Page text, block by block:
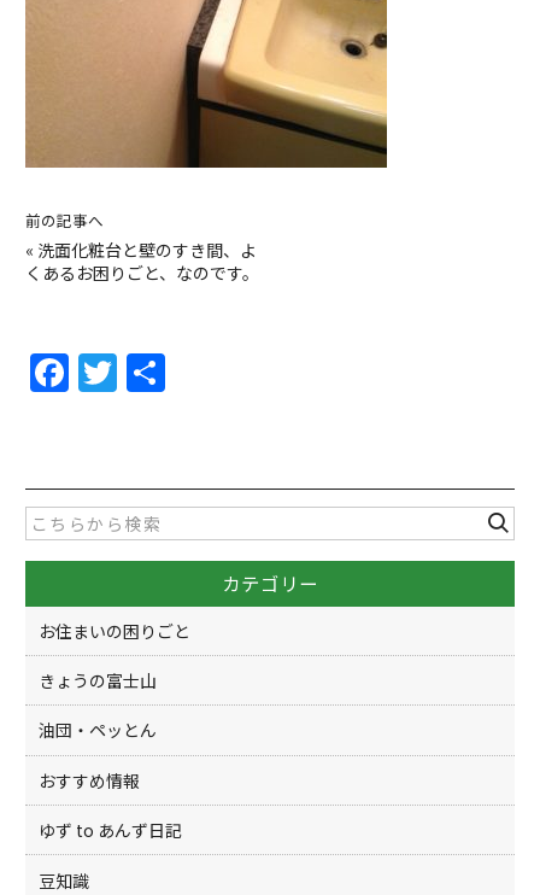
前の記事へ
« 洗面化粧台と壁のすき間、よ
くあるお困りごと、なのです。
F
a
e
b
o
o
k
T
w
er
カテゴリー
お住まいの困りごと
きょうの富士山
油団・ペッとん
おすすめ情報
ゆず to あんず日記
豆知識